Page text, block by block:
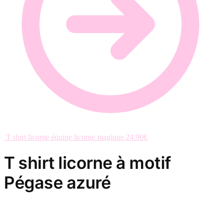
T shirt licorne équipe licorne magique 24.90€
T shirt licorne à motif
Pégase azuré